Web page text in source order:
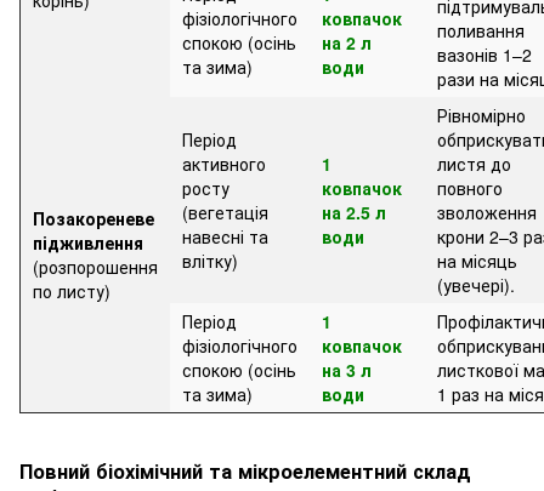
фізіологічного
спокою (осінь
та зима)
ковпачок
на 2 л
води
поливання
вазонів 1–2
рази на
Позакореневе
підживлення
(розпорошення
по листу)
Період
активного
росту
(вегетація
навесні та
влітку)
1
ковпачок
на 2.5 л
води
Рівномірно
листя до
повного
зволоження
крони 2–3
на місяць
(увечері).
Період
фізіологічного
спокою (осінь
та зима)
1
ковпачок
на 3 л
води
листкової
1 раз на
Повний біохімічний та мікроелементний склад